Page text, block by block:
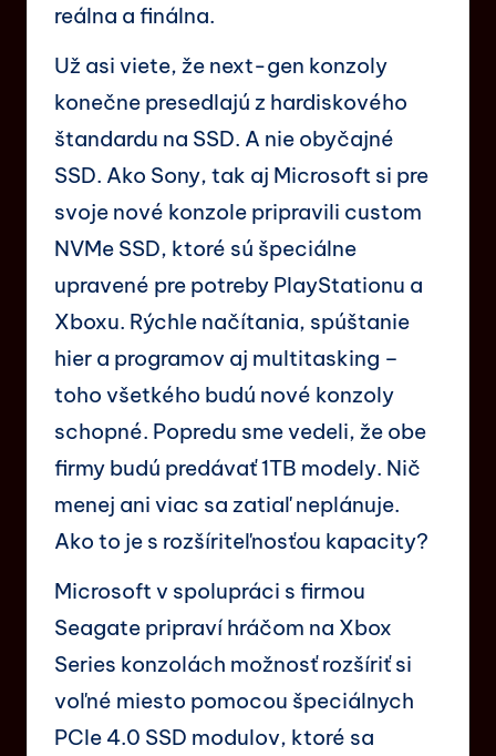
reálna a finálna.
Už asi viete, že next-gen konzoly
konečne presedlajú z hardiskového
štandardu na SSD. A nie obyčajné
SSD. Ako Sony, tak aj Microsoft si pre
svoje nové konzole pripravili custom
NVMe SSD, ktoré sú špeciálne
upravené pre potreby PlayStationu a
Xboxu. Rýchle načítania, spúštanie
hier a programov aj multitasking –
toho všetkého budú nové konzoly
schopné. Popredu sme vedeli, že obe
firmy budú predávať 1TB modely. Nič
menej ani viac sa zatiaľ neplánuje.
Ako to je s rozšíriteľnosťou kapacity?
Microsoft v spolupráci s firmou
Seagate pripraví hráčom na Xbox
Series konzolách možnosť rozšíriť si
voľné miesto pomocou špeciálnych
PCIe 4.0 SSD modulov, ktoré sa